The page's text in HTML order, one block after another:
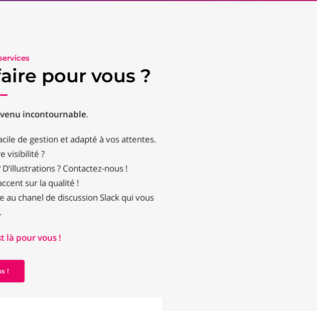
pour vous ?
incontournable.
de gestion et adapté à vos attentes.
visibilité ?
? Contactez-nous !
sur la qualité !
chanel de discussion Slack qui vous
là pour vous !
!